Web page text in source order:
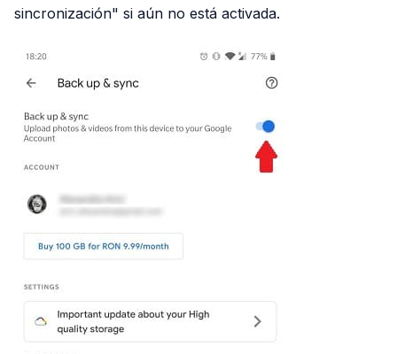
sincronización" si aún no está activada.